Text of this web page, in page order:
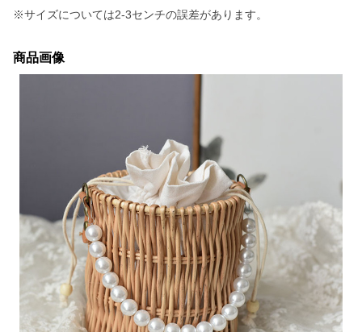
※サイズについては2-3センチの誤差があります。
商品画像